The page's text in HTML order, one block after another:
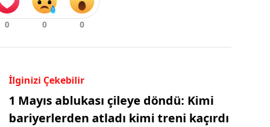
İlginizi Çekebilir
1 Mayıs ablukası çileye döndü: Kimi
bariyerlerden atladı kimi treni kaçırdı